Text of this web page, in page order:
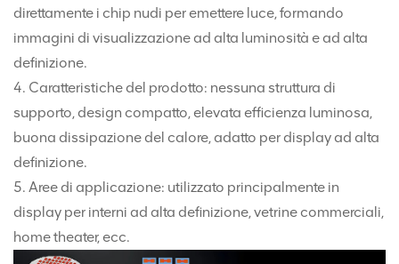
direttamente i chip nudi per emettere luce, formando
immagini di visualizzazione ad alta luminosità e ad alta
definizione.
4. Caratteristiche del prodotto: nessuna struttura di
supporto, design compatto, elevata efficienza luminosa,
buona dissipazione del calore, adatto per display ad alta
definizione.
5. Aree di applicazione: utilizzato principalmente in
display per interni ad alta definizione, vetrine commerciali,
home theater, ecc.